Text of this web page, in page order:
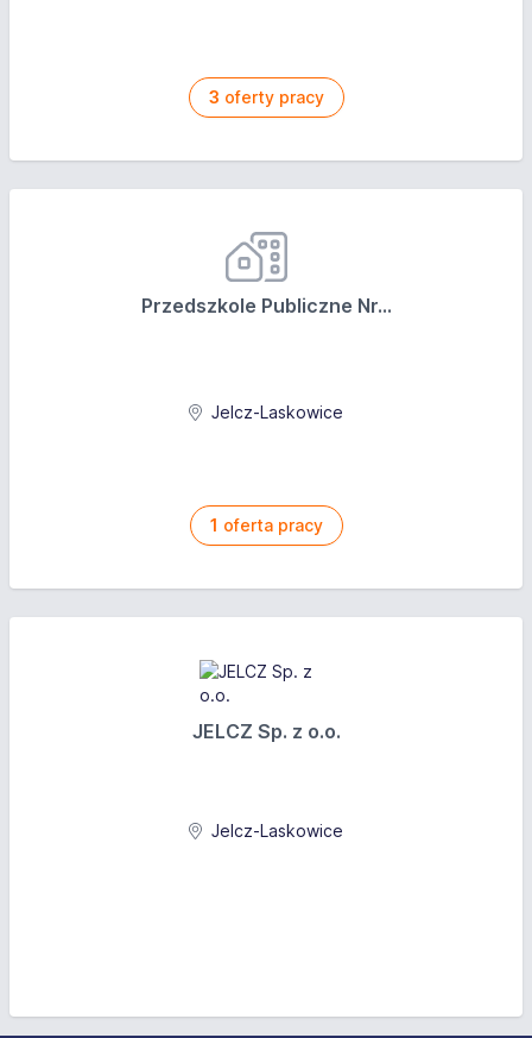
3 oferty pracy
Przedszkole Publiczne Nr...
Jelcz-Laskowice
1 oferta pracy
JELCZ Sp. z o.o.
Jelcz-Laskowice